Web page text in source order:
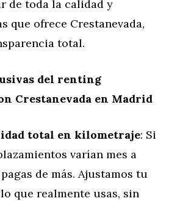
de toda la calidad y
que ofrece Crestanevada,
total.
del renting
Crestanevada en Madrid
total en kilometraje: Si
varían mes a
de más. Ajustamos tu
que realmente usas, sin